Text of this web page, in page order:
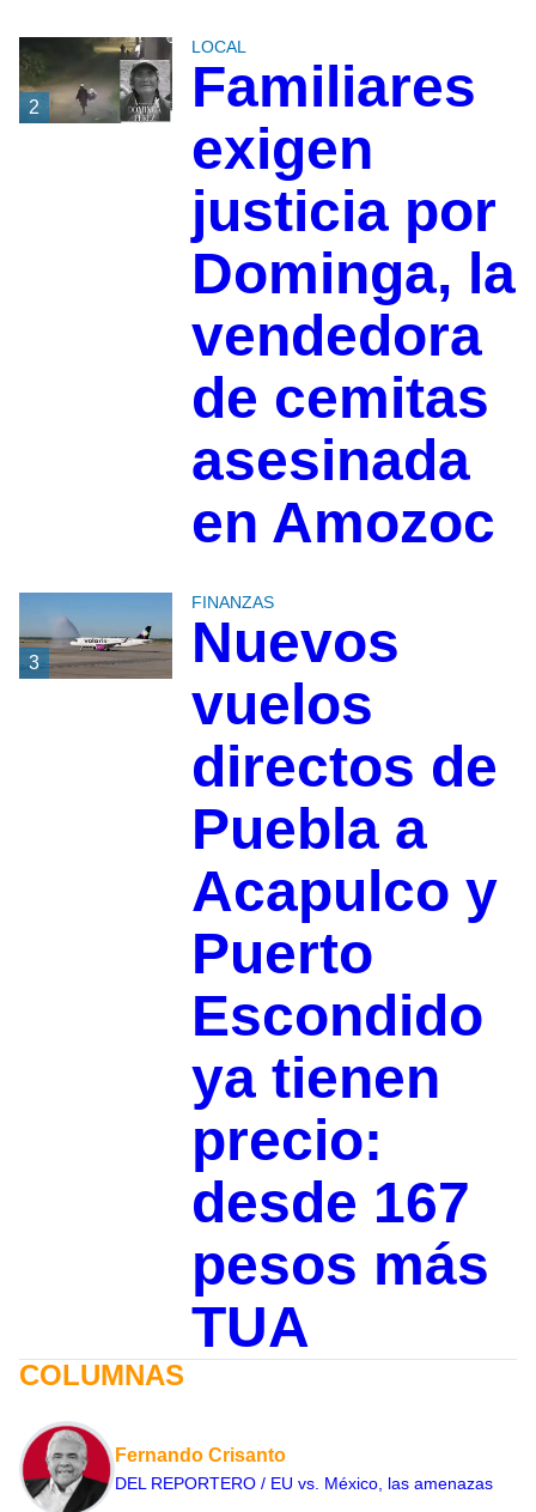
2
LOCAL
Familiares
exigen
justicia por
Dominga, la
vendedora
de cemitas
asesinada
en Amozoc
3
FINANZAS
Nuevos
vuelos
directos de
Puebla a
Acapulco y
Puerto
Escondido
ya tienen
precio:
desde 167
pesos más
TUA
COLUMNAS
Fernando Crisanto
DEL REPORTERO / EU vs. México, las amenazas